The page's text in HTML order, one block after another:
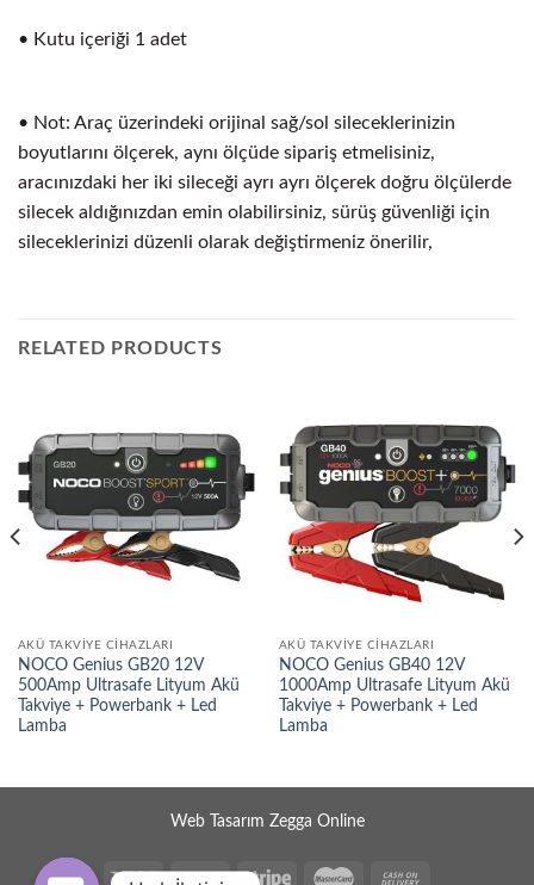
• Kutu içeriği 1 adet
• Not: Araç üzerindeki orijinal sağ/sol sileceklerinizin
boyutlarını ölçerek, aynı ölçüde sipariş etmelisiniz,
aracınızdaki her iki sileceği ayrı ayrı ölçerek doğru ölçülerde
silecek aldığınızdan emin olabilirsiniz, sürüş güvenliği için
sileceklerinizi düzenli olarak değiştirmeniz önerilir,
RELATED PRODUCTS
AKÜ TAKVIYE CIHAZLARI
NOCO Genius GB20 12V
500Amp Ultrasafe Lityum Akü
Takviye + Powerbank + Led
Lamba
AKÜ TAKVIYE CIHAZLARI
NOCO Genius GB40 12V
1000Amp Ultrasafe Lityum Akü
Takviye + Powerbank + Led
Lamba
Web Tasarım Zegga Online